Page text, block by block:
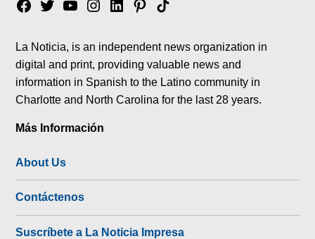
Facebook
TwitterYouTubeInstagram
LinkedinPinterest
Tik
La Noticia, is an independent news organization in
digital and print, providing valuable news and
information in Spanish to the Latino community in
Charlotte and North Carolina for the last 28 years.
Más Información
About Us
Contáctenos
Suscríbete a La Noticia Impresa